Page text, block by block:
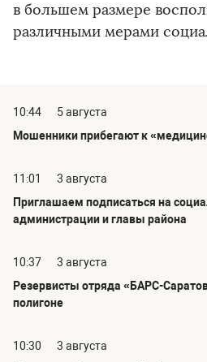
в большем размере
различными мерами
10:44
5 августа
Мошенники прибегают к
11:01
3 августа
Приглашаем подписаться на
администрации и главы района
10:37
3 августа
Резервисты отряда «БАРС-
полигоне
10:30
3 августа